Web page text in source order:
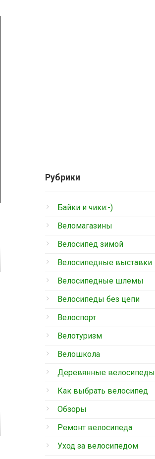
Рубрики
Байки и чики:-)
Веломагазины
Велосипед зимой
Велосипедные выставки
Велосипедные шлемы
Велосипеды без цепи
Велоспорт
Велотуризм
Велошкола
Деревянные велосипеды
Как выбрать велосипед
Обзоры
Ремонт велосипеда
Уход за велосипедом